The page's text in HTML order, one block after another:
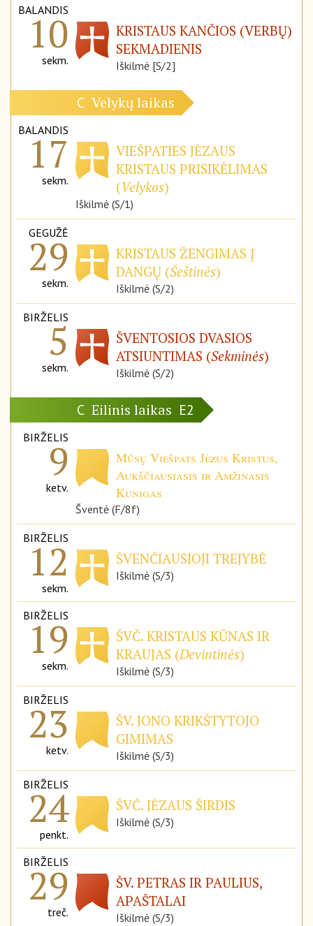
BALANDIS
10
sekm.
KRISTAUS KANČIOS (VERBŲ)
SEKMADIENIS
Iškilmė [S/2]
C Velykų laikas
BALANDIS
17
sekm.
VIEŠPATIES JĖZAUS
KRISTAUS PRISIKĖLIMAS
(Velykos)
Iškilmė (S/1)
GEGUŽĖ
29
sekm.
KRISTAUS ŽENGIMAS Į
DANGŲ (Šeštinės)
Iškilmė (S/2)
BIRŽELIS
5
sekm.
ŠVENTOSIOS DVASIOS
ATSIUNTIMAS (Sekminės)
Iškilmė (S/2)
C Eilinis laikas E2
BIRŽELIS
9
ketv.
Mūsų Viešpats Jėzus Kristus,
Aukščiausiasis ir Amžinasis
Kunigas
Šventė (F/8f)
BIRŽELIS
12
sekm.
ŠVENČIAUSIOJI TREJYBĖ
Iškilmė (S/3)
BIRŽELIS
19
sekm.
ŠVČ. KRISTAUS KŪNAS IR
KRAUJAS (Devintinės)
Iškilmė (S/3)
BIRŽELIS
23
ketv.
ŠV. JONO KRIKŠTYTOJO
GIMIMAS
Iškilmė (S/3)
BIRŽELIS
24
penkt.
ŠVČ. JĖZAUS ŠIRDIS
Iškilmė (S/3)
BIRŽELIS
29
treč.
ŠV. PETRAS IR PAULIUS,
APAŠTALAI
Iškilmė (S/3)